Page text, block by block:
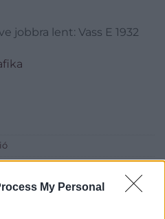
My Personal
jobbra lent: Vass E 1932